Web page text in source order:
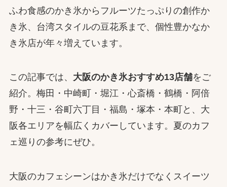
ふわ食感のかき氷からフルーツたっぷりの創作か
き氷、台湾スタイルの豆花系まで、個性豊かなか
き氷店が年々増えています。
この記事では、 大阪のかき氷おすすめ13店舗をご
紹介。梅田・中崎町・堀江・心斎橋・鶴橋・阿倍
野・十三・谷町六丁目・福島・塚本・本町と、大
阪各エリアを幅広くカバーしています。夏のカフ
ェ巡りの参考にぜひ。
大阪のカフェシーンはかき氷だけでなくスイーツ